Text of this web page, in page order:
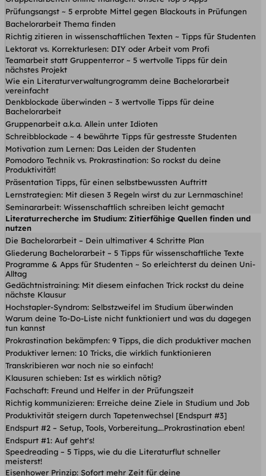
Prüfungsangst ~ 5 erprobte Mittel gegen Blackouts in Prüfungen
Bachelorarbeit Thema finden
Richtig zitieren in wissenschaftlichen Texten ~ Tipps für Studenten
Lektorat vs. Korrekturlesen: DIY oder Arbeit vom Profi
Teamarbeit statt Gruppenterror ~ 5 wertvolle Tipps für dein
nächstes Projekt
Wie ein Literaturverwaltungrogramm deine Bachelorarbeit
vereinfacht
Denkblockade überwinden ~ 3 wertvolle Tipps für deine
Bachelorarbeit
Gruppenarbeit a.k.a. Allein unter Idioten
Schreibblockade ~ 4 bewährte Tipps für gestresste Studenten
Motivation zum Lernen: Das Leiden der Studenten
Pomodoro Technik vs. Prokrastination: So rockst du deine
Produktivität!
Präsentation Tipps, für einen selbstbewussten Auftritt
Lernstrategien: Mit diesen 3 Regeln wirst du zur Lernmaschine!
Seminararbeit: Wissenschaftlich schreiben leicht gemacht
Literaturrecherche im Studium: Zitierfähige Quellen finden und
nutzen
Die Bachelorarbeit – Dein ultimativer 4 Schritte Plan
Gliederung Bachelorarbeit – 5 Tipps für wissenschaftliche Texte
Programme & Apps für Studenten ~ So erleichterst du deinen Uni-
Alltag
Gedächtnistraining: Mit diesem einfachen Trick rockst du deine
nächste Klausur
Hochstapler-Syndrom: Selbstzweifel im Studium überwinden
Warum deine To-Do-Liste nicht funktioniert und was du dagegen
tun kannst
Prokrastination bekämpfen: 9 Tipps, die dich produktiver machen
Produktiver lernen: 10 Tricks, die wirklich funktionieren
Transkribieren war noch nie so einfach!
Klausuren schieben: Ist es wirklich nötig?
Fachschaft: Freund und Helfer in der Prüfungszeit
Richtig kommunizieren: Erreiche deine Ziele in Studium und Job
Produktivität steigern durch Tapetenwechsel [Endspurt #3]
Endspurt #2 – Setup, Tools, Vorbereitung….Prokrastination eben!
Endspurt #1: Auf geht's!
Speedreading – 5 Tipps, wie du die Literaturflut schneller
meisterst!
Eisenhower Prinzip: Sofort mehr Zeit für deine